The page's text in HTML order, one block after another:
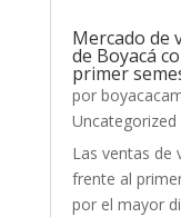
Mercado de
de Boyacá
primer
por
Uncategorized
Las ventas de
frente al
por el mayor